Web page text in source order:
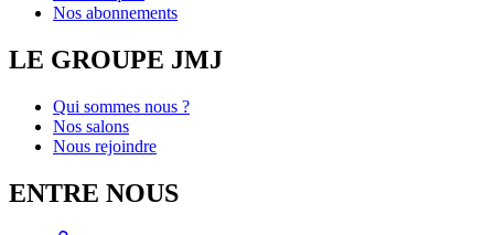
Nos abonnements
LE GROUPE JMJ
Qui sommes nous ?
Nos salons
Nous rejoindre
ENTRE NOUS